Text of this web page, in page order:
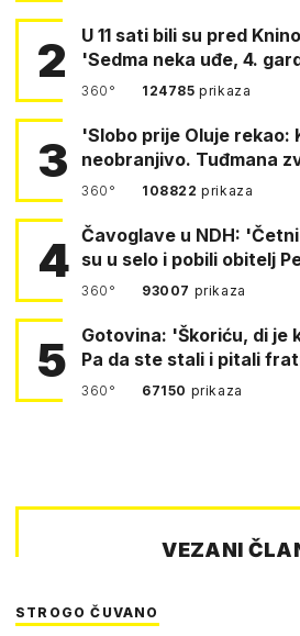
2
U 11 sati bili su pred Kninom. Gotovina:
'Sedma neka uđe, 4.
360° 124785prikaza
3
'Slobo prije Oluje rekao:
neobranjivo. Tuđmana
360° 108822prikaza
4 Čavoglave u NDH:
su u selo i pobili obitelj
360° 93007 prikaza
5
Gotovina: 'Škoriću, di je
Pa da ste stali i pitali
360° 67150 prikaza
VEZANI
STROGO ČUVANO